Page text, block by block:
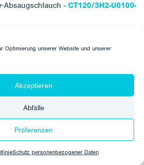
Optimierung unserer Website und unserer
Akzeptieren
Abfälle
Präferenzen
Schutz personenbezogener Daten
Absaugschlauch - CT120/3H2-U0100-
Absaugschlauch- CT125/3H2-U0100-
- SCHAUENBURG® FLEXADUR
Absaugschlauch
- CT130/3H2-U0100-
- SCHAUENBURG® FLEXADUR
Absaugschlauch
- CT140/3H2-U0100-